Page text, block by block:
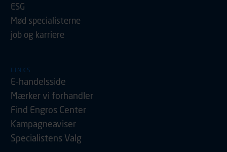
ESG
Mød specialisterne
job og karriere
LINKS
E-handelsside
Mærker vi forhandler
Find Engros Center
Kampagneaviser
Specialistens Valg